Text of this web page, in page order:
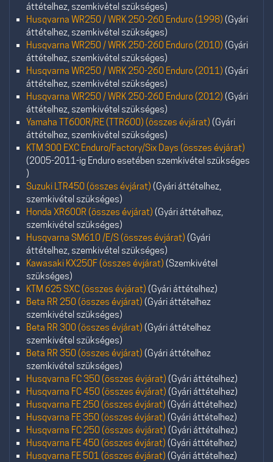
áttételhez, szemkivétel szükséges)
Husqvarna WR250 / WRK 250-260 Enduro (1998) (Gyári
áttételhez, szemkivétel szükséges)
Husqvarna WR250 / WRK 250-260 Enduro (2010) (Gyári
áttételhez, szemkivétel szükséges)
Husqvarna WR250 / WRK 250-260 Enduro (2011) (Gyári
áttételhez, szemkivétel szükséges)
Husqvarna WR250 / WRK 250-260 Enduro (2012) (Gyári
áttételhez, szemkivétel szükséges)
Yamaha TT600R/RE (TTR600) (összes évjárat) (Gyári
áttételhez, szemkivétel szükséges)
KTM 300 EXC Enduro/Factory/Six Days (összes évjárat)
(2005-2011-ig Enduro esetében szemkivétel szükséges
)
Suzuki LTR450 (összes évjárat) (Gyári áttételhez,
szemkivétel szükséges)
Honda XR600R (összes évjárat) (Gyári áttételhez,
szemkivétel szükséges)
Husqvarna SM610 /E/S (összes évjárat) (Gyári
áttételhez, szemkivétel szükséges)
Kawasaki KX250F (összes évjárat) (Szemkivétel
szükséges)
KTM 625 SXC (összes évjárat) (Gyári áttételhez)
Beta RR 250 (összes évjárat) (Gyári áttételhez
szemkivétel szükséges)
Beta RR 300 (összes évjárat) (Gyári áttételhez
szemkivétel szükséges)
Beta RR 350 (összes évjárat) (Gyári áttételhez
szemkivétel szükséges)
Husqvarna FC 350 (összes évjárat) (Gyári áttételhez)
Husqvarna FC 450 (összes évjárat) (Gyári áttételhez)
Husqvarna FE 250 (összes évjárat) (Gyári áttételhez)
Husqvarna FE 350 (összes évjárat) (Gyári áttételhez)
Husqvarna FC 250 (összes évjárat) (Gyári áttételhez)
Husqvarna FE 450 (összes évjárat) (Gyári áttételhez)
Husqvarna FE 501 (összes évjárat) (Gyári áttételhez)